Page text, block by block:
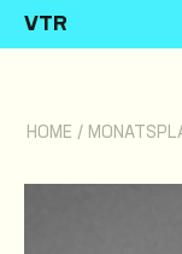
VTR
HOME /